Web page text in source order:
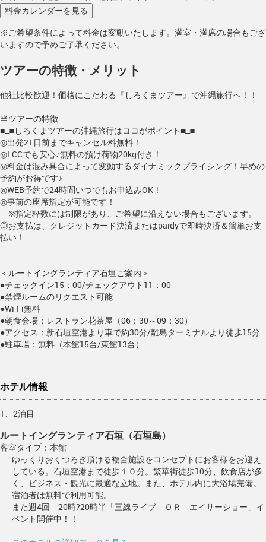
※ご希望条件によって料金は変動いたします。満室・満席の場合もござ
いますので予めご了承ください。
ツアーの特徴・メリット
他社比較歓迎！価格にこだわる『しろくまツアー』で沖縄旅行へ！！
当ツアーの特徴
■□■しろくまツアーの沖縄旅行はココがポイント■□■
◎出発21日前までキャンセル料無料！
◎LCCでも安心♪無料の預け荷物20kg付き！
◎料金は混み具合によって変動するダイナミックプライシング！早めの
予約がお得です♪
◎WEB予約で24時間いつでもお申込みOK！
◎事前の座席指定が可能です！
※指定枠数には制限があり、ご希望に沿えない場合もございます。
◎お支払は、クレジットカード決済またはpaidyで即時決済＆簡単お支
払い！
＜ルートイングランティア石垣ご案内＞
●チェックイン15：00/チェックアウト11：00
●禁煙ルームのリクエスト可能
●Wi-Fi無料
●朝食会場：レストラン花茶屋（06：30～09：30）
●アクセス：新石垣空港より車で約30分/離島ターミナルより徒歩15分
●駐車場：無料（本館15台/東館13台）
ホテル情報
1、2泊目
ルートイングランティア石垣（石垣島）
客室タイプ：本館
ゆっくりおくつろぎ頂ける複合施設をコンセプトにお客様をお迎え
している。石垣空港まで徒歩１０分。繁華街徒歩10分、飲食店が多
く、ビジネス・観光に最適な立地。また、ホテル内に大浴場完備。
宿泊者は無料で利用可能。
また週4回 20時?20時半「三線ライブ ＯＲ エイサーショー」イ
ベント開催中！！